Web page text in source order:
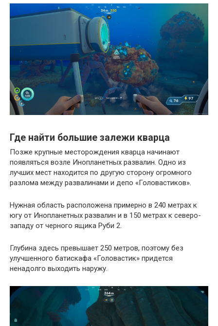
Где найти большие залежи кварца
Позже крупные месторождения кварца начинают
появляться возле Инопланетных развалин. Одно из
лучших мест находится по другую сторону огромного
разлома между развалинами и депо «Головастиков».
Нужная область расположена примерно в 240 метрах к
югу от Инопланетных развалин и в 150 метрах к северо-
западу от черного ящика Руби 2.
Глубина здесь превышает 250 метров, поэтому без
улучшенного батискафа «Головастик» придется
ненадолго выходить наружу.